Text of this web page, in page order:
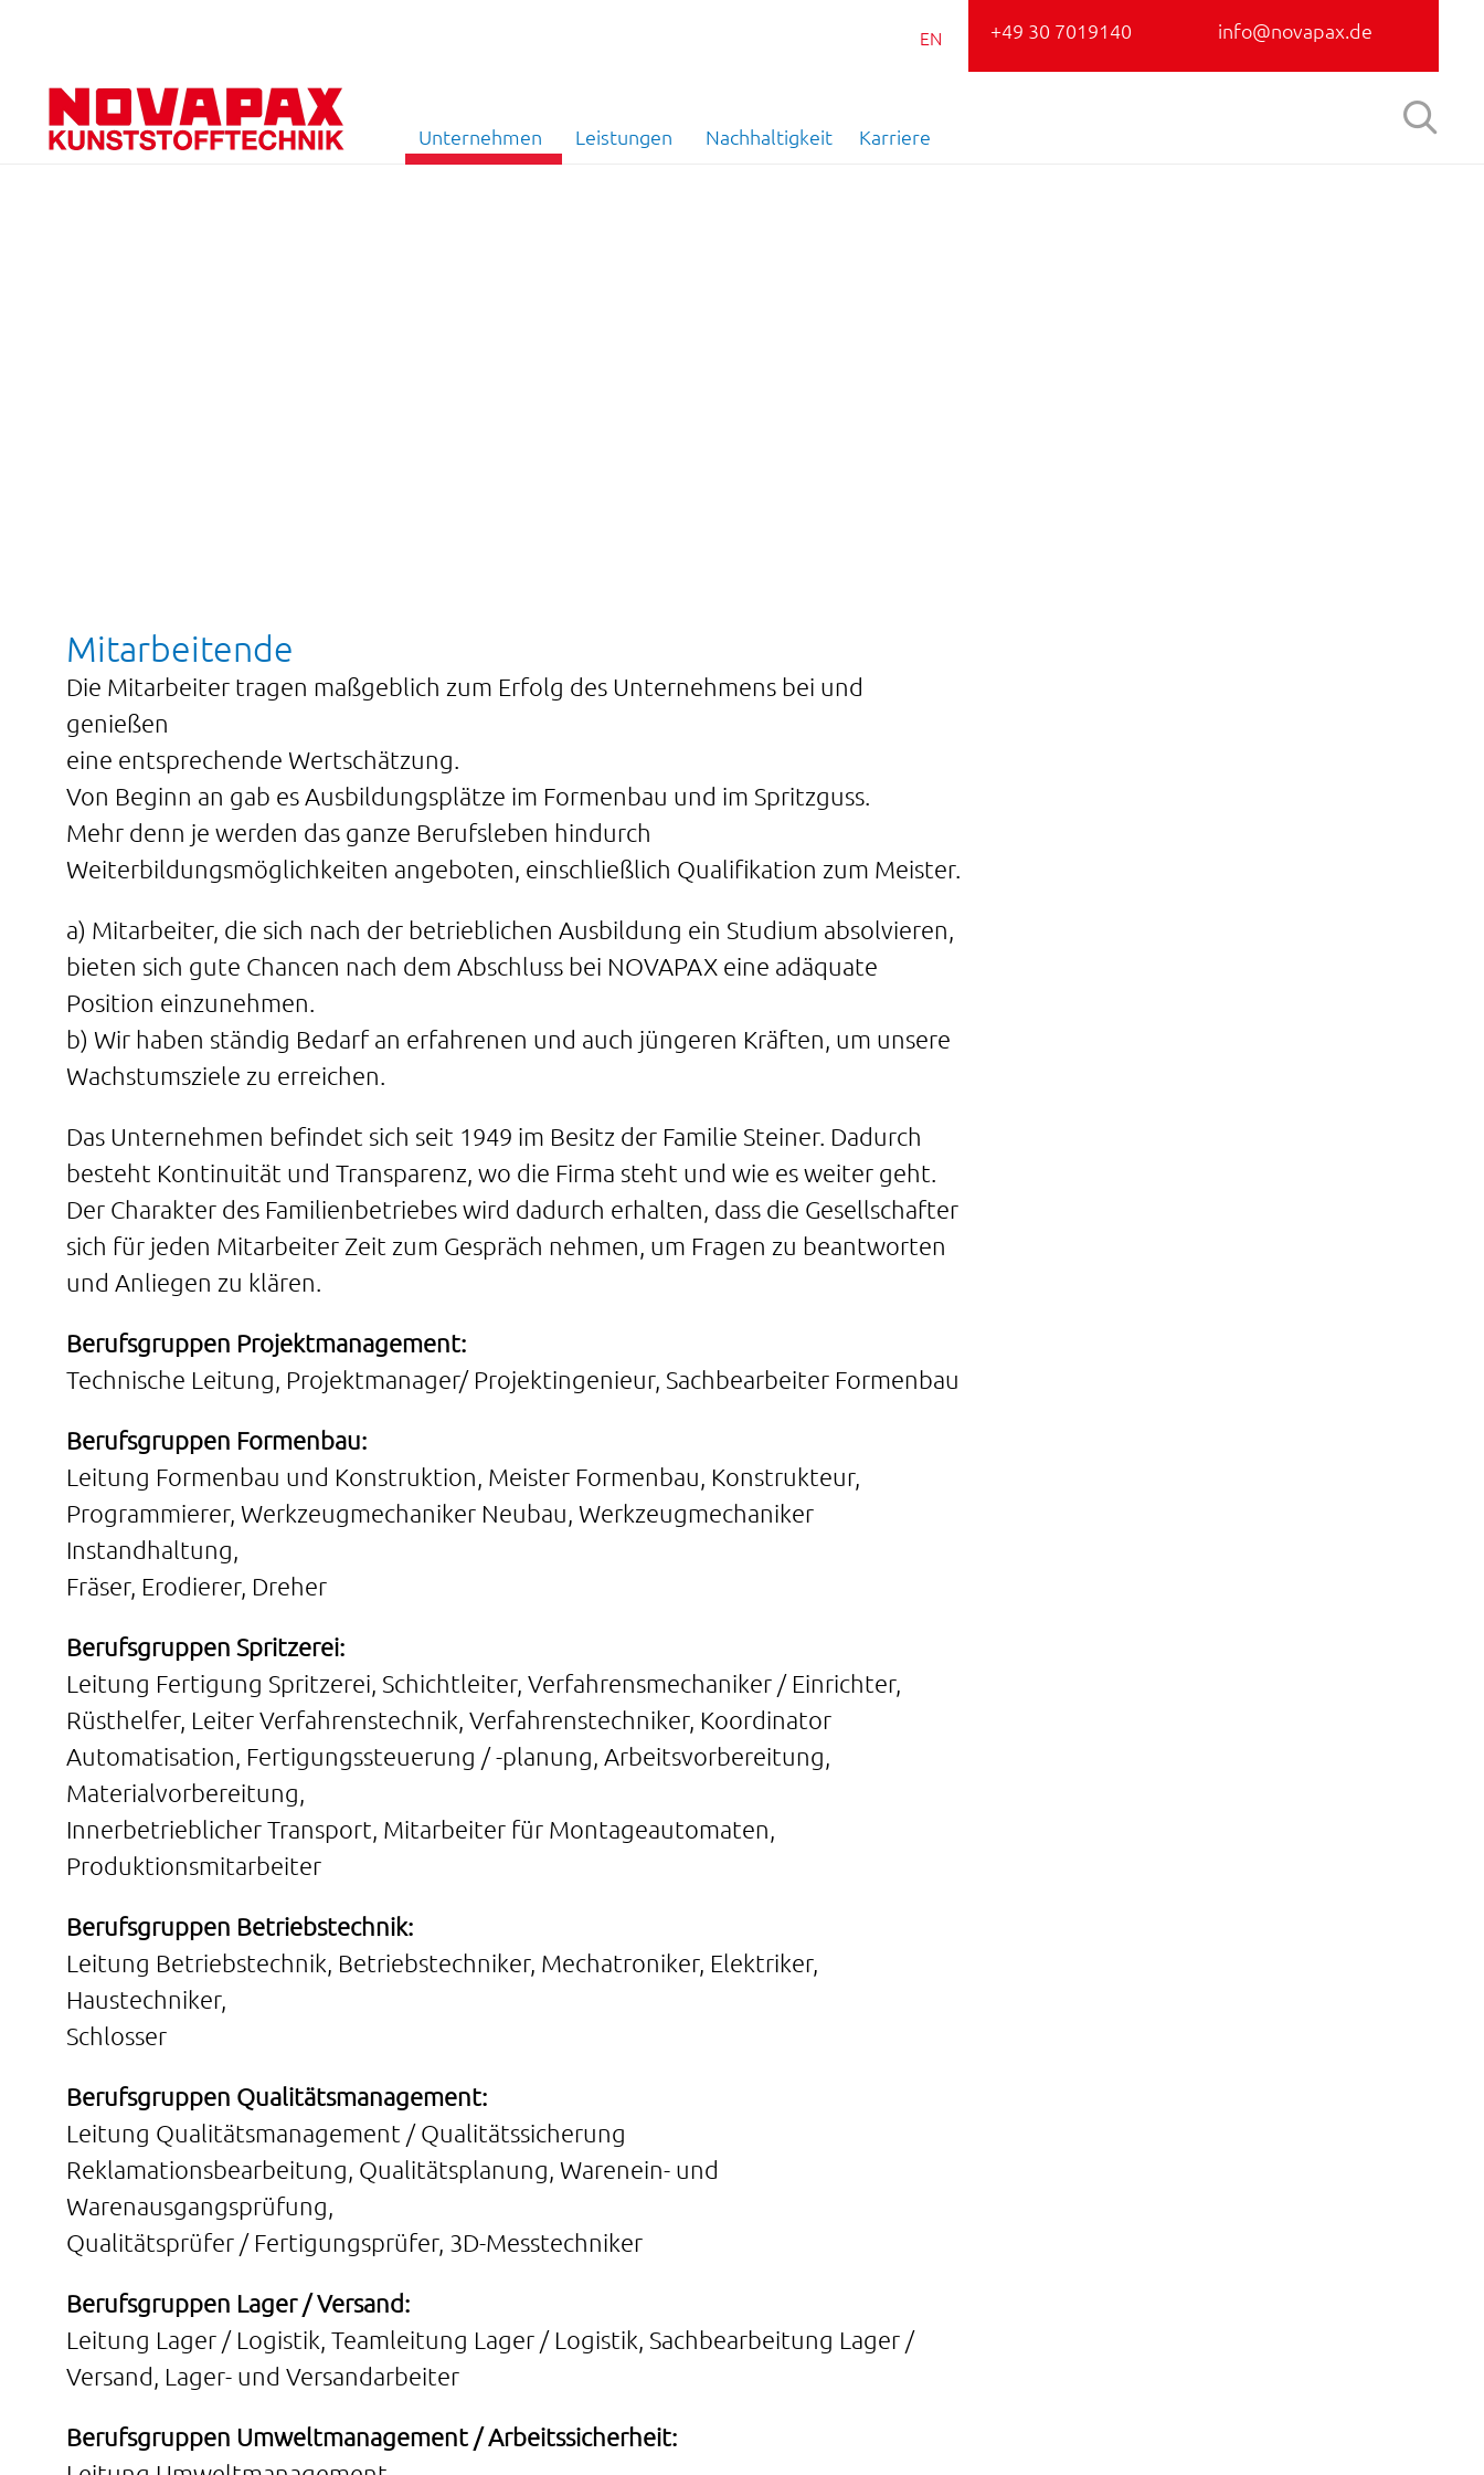
EN +49 30 7019140 info@novapax.de
Unternehmen Leistungen Nachhaltigkeit Karriere

Mitarbeitende
Die Mitarbeiter tragen maßgeblich zum Erfolg des Unternehmens bei und
genießen
eine entsprechende Wertschätzung.
Von Beginn an gab es Ausbildungsplätze im Formenbau und im Spritzguss.
Mehr denn je werden das ganze Berufsleben hindurch
Weiterbildungsmöglichkeiten angeboten, einschließlich Qualifikation zum Meister.
a) Mitarbeiter, die sich nach der betrieblichen Ausbildung ein Studium absolvieren,
bieten sich gute Chancen nach dem Abschluss bei NOVAPAX eine adäquate
Position einzunehmen.
b) Wir haben ständig Bedarf an erfahrenen und auch jüngeren Kräften, um unsere
Wachstumsziele zu erreichen.
Das Unternehmen befindet sich seit 1949 im Besitz der Familie Steiner. Dadurch
besteht Kontinuität und Transparenz, wo die Firma steht und wie es weiter geht.
Der Charakter des Familienbetriebes wird dadurch erhalten, dass die Gesellschafter
sich für jeden Mitarbeiter Zeit zum Gespräch nehmen, um Fragen zu beantworten
und Anliegen zu klären.
Berufsgruppen Projektmanagement:
Technische Leitung, Projektmanager/ Projektingenieur, Sachbearbeiter Formenbau
Berufsgruppen Formenbau:
Leitung Formenbau und Konstruktion, Meister Formenbau, Konstrukteur,
Programmierer, Werkzeugmechaniker Neubau, Werkzeugmechaniker
Instandhaltung,
Fräser, Erodierer, Dreher
Berufsgruppen Spritzerei:
Leitung Fertigung Spritzerei, Schichtleiter, Verfahrensmechaniker / Einrichter,
Rüsthelfer, Leiter Verfahrenstechnik, Verfahrenstechniker, Koordinator
Automatisation, Fertigungssteuerung / -planung, Arbeitsvorbereitung,
Materialvorbereitung,
Innerbetrieblicher Transport, Mitarbeiter für Montageautomaten,
Produktionsmitarbeiter
Berufsgruppen Betriebstechnik:
Leitung Betriebstechnik, Betriebstechniker, Mechatroniker, Elektriker,
Haustechniker,
Schlosser
Berufsgruppen Qualitätsmanagement:
Leitung Qualitätsmanagement / Qualitätssicherung
Reklamationsbearbeitung, Qualitätsplanung, Warenein- und
Warenausgangsprüfung,
Qualitätsprüfer / Fertigungsprüfer, 3D-Messtechniker
Berufsgruppen Lager / Versand:
Leitung Lager / Logistik, Teamleitung Lager / Logistik, Sachbearbeitung Lager /
Versand, Lager- und Versandarbeiter
Berufsgruppen Umweltmanagement / Arbeitssicherheit: